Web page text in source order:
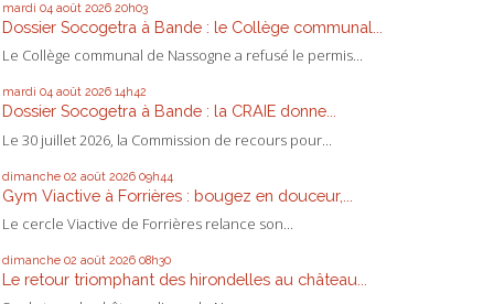
mardi 04 août 2026 20h03
Dossier Socogetra à Bande : le Collège communal...
Le Collège communal de Nassogne a refusé le permis...
mardi 04 août 2026 14h42
Dossier Socogetra à Bande : la CRAIE donne...
Le 30 juillet 2026, la Commission de recours pour...
dimanche 02 août 2026 09h44
Gym Viactive à Forrières : bougez en douceur,...
Le cercle Viactive de Forrières relance son...
dimanche 02 août 2026 08h30
Le retour triomphant des hirondelles au château...